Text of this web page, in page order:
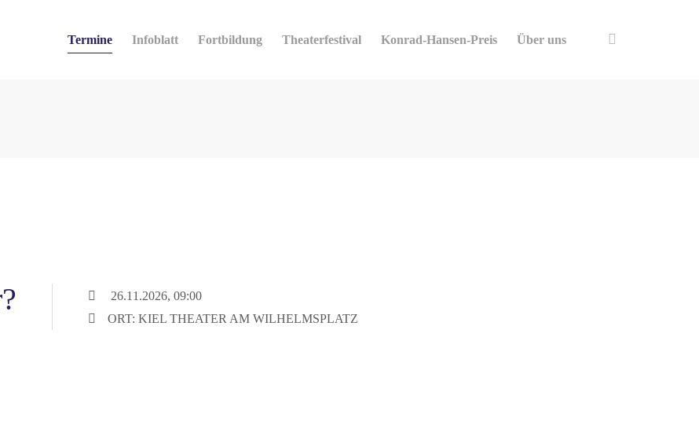
Termine Infoblatt Fortbildung Theaterfestival Konrad-Hansen-Preis Über uns
26.11.2026, 09:00
ORT: KIEL THEATER AM WILHELMSPLATZ